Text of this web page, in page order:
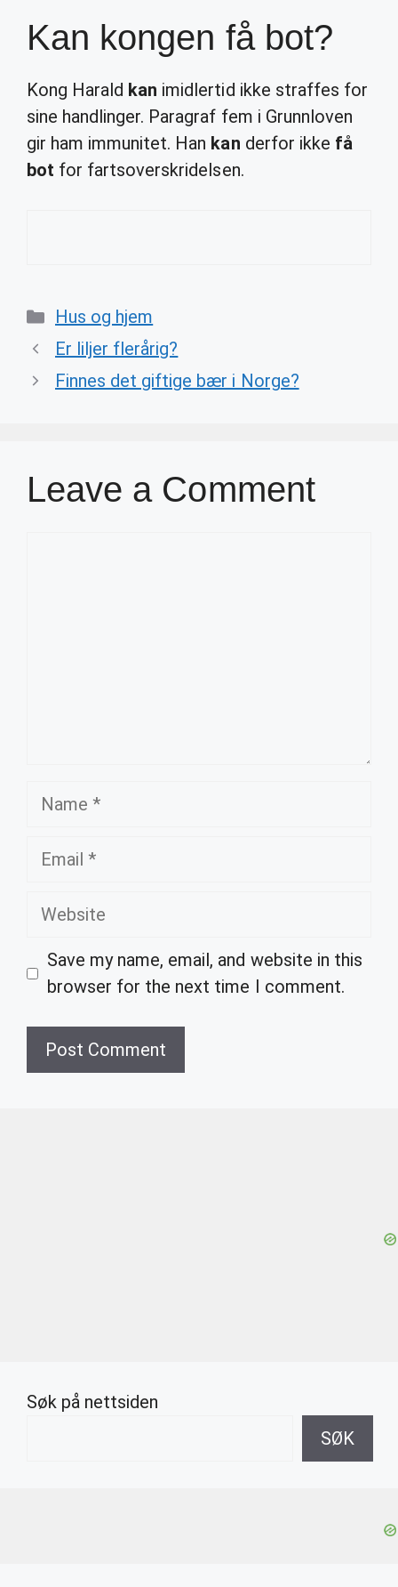
Kan kongen få bot?
Kong Harald kan imidlertid ikke straffes for
sine handlinger. Paragraf fem i Grunnloven
gir ham immunitet. Han kan derfor ikke få
bot for fartsoverskridelsen.
Categories
Hus og hjem
Er liljer flerårig?
Finnes det giftige bær i Norge?
Leave a Comment
Name
Email
Website
Save my name, email, and website in this
browser for the next time I comment.
Søk på nettsiden
SØK